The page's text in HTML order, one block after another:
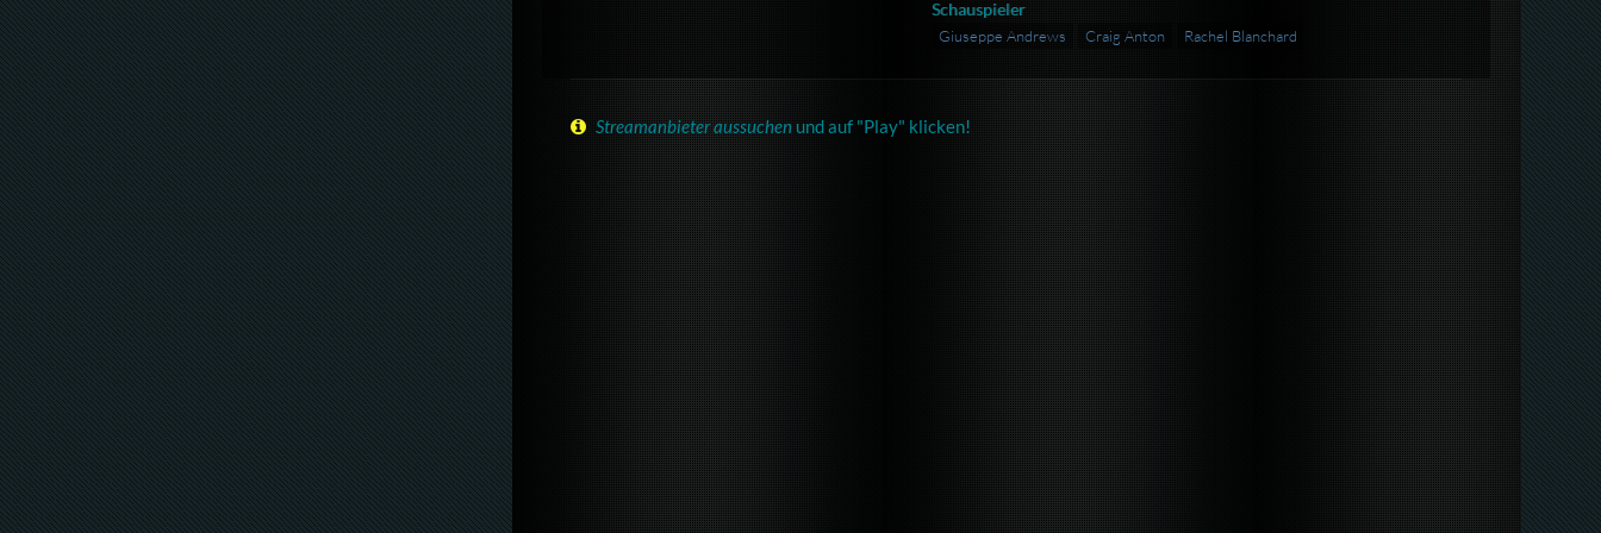
Schauspieler
Giuseppe Andrews Craig Anton Rachel Blanchard
Streamanbieter aussuchen und auf "Play" klicken!